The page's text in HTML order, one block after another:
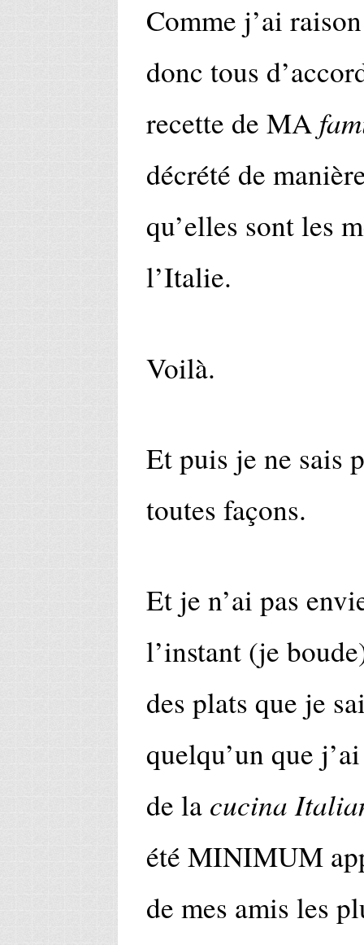
Comme j’ai
donc tous
recette de MA
décrété de
qu’elles sont les
l’Italie.
Voilà.
Et puis je ne sais
toutes façons.
Et je n’ai pas
l’instant (je
des plats que je
quelqu’un que
de la cucina
été MINIMUM
de mes amis les